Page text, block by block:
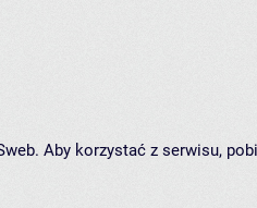
Aby korzystać z serwisu,